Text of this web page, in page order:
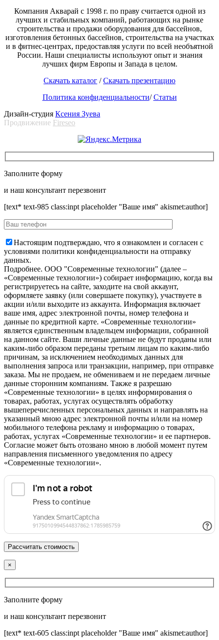
Компания Акварай с 1998 г. по праву считается одной из
лучших и стабильных компаний, работающих на рынке
строительства и продажи оборудования для бассейнов,
изготовления бетонных бассейнов, строительства на участках
и в фитнес-центрах, предоставляя услуги по всей необъятной
России. Наши специалисты используют опыт и знания
лучших фирм Европы и Запада в целом.
Скачать каталог / Скачать презентацию
Политика конфиденциальности/Статьи
Дизайн-студия Ксения Зуева
Продвижение Fireseo
Заполните форму
и наш консультант перезвонит
[text* text-985 class:inpt placeholder "Ваше имя" akismet:author]
Настоящим подтверждаю, что я ознакомлен и согласен с
условиями политики конфиденциальности на отправку
данных.
Подробнее. OOO "Современные технологии" (далее –
«Современные технологии») собирает информацию, когда вы
регистрируетесь на сайте, заходите на свой аккаунт,
оформляете заявку (или совершаете покупку), участвуете в
акции и/или выходите из аккаунта. Информация включает
ваше имя, адрес электронной почты, номер телефона и
данные по кредитной карте. «Современные технологии»
является единственным владельцем информации, собранной
на данном сайте. Ваши личные данные не будут проданы или
каким-либо образом переданы третьим лицам по каким-либо
причинам, за исключением необходимых данных для
выполнения запроса или транзакции, например, при отправке
заказа. Мы не продаем, не обмениваем и не передаем личные
данные сторонним компаниям. Также я разрешаю
«Современные технологии» в целях информирования о
товарах, работах, услугах осуществлять обработку
вышеперечисленных персональных данных и направлять на
указанный мною адрес электронной почты и/или на номер
мобильного телефона рекламу и информацию о товарах,
работах, услугах «Современные технологии» и ее партнеров.
Согласие может быть отозвано мною в любой момент путем
направления письменного уведомления по адресу
«Современные технологии».
×
Заполните форму
и наш консультант перезвонит
[text* text-605 class:inpt placeholder "Ваше имя" akismet:author]